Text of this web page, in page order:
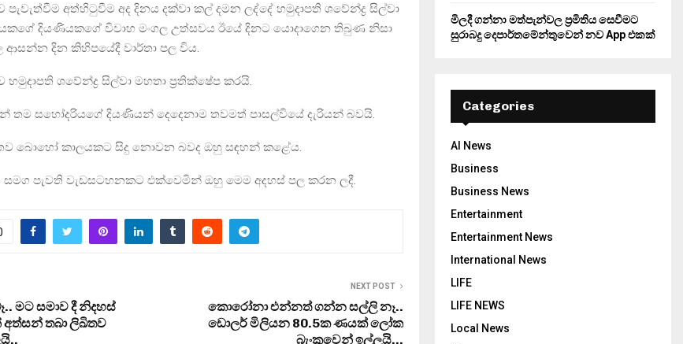
පැවැත්වීම අත්හිටුවීම අද දිනය දක්වා කල් දමන ලද්දේ හමුදාපති ශවේන්ද්‍ර සිල්වා
දියණියකගේ විවාහ මංගල උත්සවය ඊයේ දිනට යොදාගෙන තිබුණ නිසා
ආසන්න දින කිහිපයේදී වාර්තා පල විය.
ශවේන්ද්‍ර සිල්වා මහතා ප්‍රතික්ෂේප කරයි.
තම සහෝදරියගේ දියණියන් දෙදෙනාම තවමත් පාසල්වියේ දැරියන් බවයි.
බොහෝ කාලයකට සිදු නොවන බවද ඔහු සඳහන් කළේය.
පැවති වැඩසටහනකට එක්වෙමින් ඔහු මෙම අදහස් පල කරන ලදී.
මට සමාව දී නිදහස්
තබා ලිඛිතව
NEXT POST
කොරෝනා එන්නත් ගන්න සල්ලි නෑ..
ඩොලර් මිලියන 80.5ක ණයක් ලෝක
බැංකුවෙන් ඉල්ලයි…
මිලදී ගන්නා මත්පැන්වල ප්‍රමිතිය සෙවීමට
සුරාබදු දෙපාර්තමේන්තුවෙන් නව App එකක්
Categories
AI News
Business
Business News
Entertainment
Entertainment News
International News
LIFE
LIFE NEWS
Local News